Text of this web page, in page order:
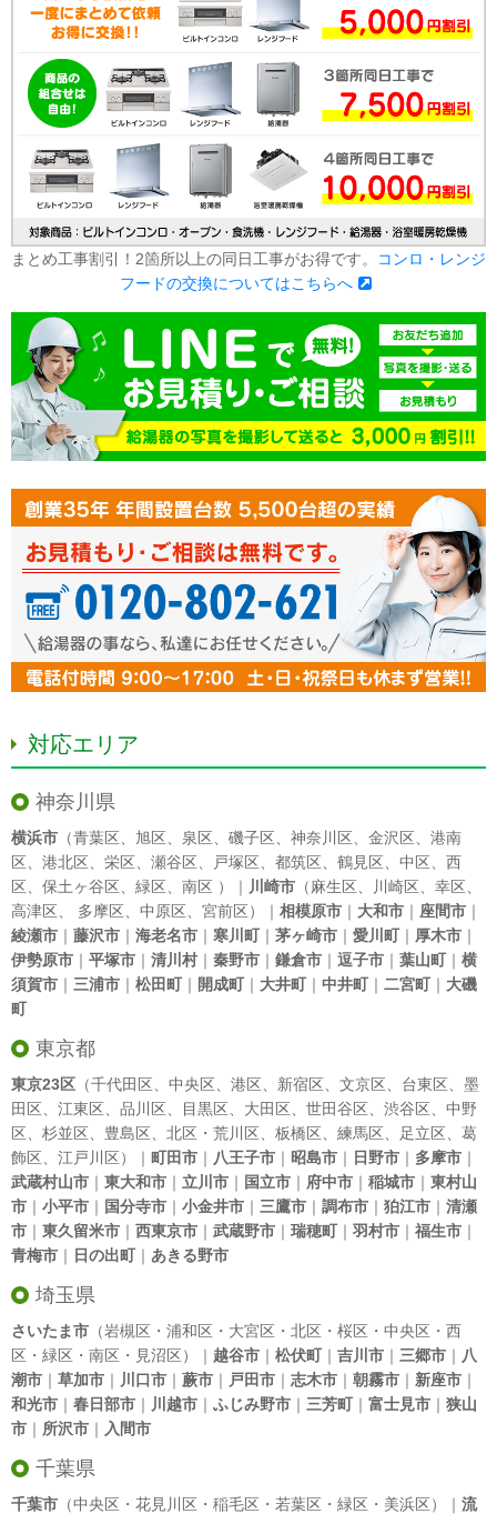
まとめ工事割引！2箇所以上の同日工事がお得です。
コンロ・レンジ
フードの交換についてはこちらへ
対応エリア
神奈川県
横浜市 （青葉区 旭区 泉区 磯子区 神奈川区 金沢区
港南
区
港北区 栄区 瀬谷区 戸塚区 都筑区 鶴見区 中区
西
区
保土ヶ谷区 緑区 南区 ）｜ 川崎市 （麻生区 川崎区 幸区
高津区
多摩区 中原区 宮前区）｜ 相模原市 ｜ 大和市 ｜ 座間市 ｜
綾瀬市 ｜ 藤沢市 ｜ 海老名市 ｜ 寒川町｜ 茅ヶ崎市 ｜ 愛川町｜ 厚木市 ｜
伊勢原市 ｜ 平塚市 ｜ 清川村｜ 秦野市 ｜ 鎌倉市 ｜ 逗子市 ｜ 葉山町｜ 横
須賀市 ｜ 三浦市 ｜ 松田町｜ 開成町｜ 大井町｜ 中井町｜ 二宮町｜ 大磯
町
東京都
東京23区 （千代田区 中央区 港区 新宿区 文京区 台東区
墨
田区
江東区 品川区 目黒区 大田区 世田谷区 渋谷区
中野
区
杉並区 豊島区 北区 ・ 荒川区 板橋区 練馬区 足立区
葛
飾区
江戸川区）｜ 町田市 ｜ 八王子市 ｜ 昭島市 ｜ 日野市 ｜ 多摩市 ｜
武蔵村山市 ｜ 東大和市 ｜ 立川市 ｜ 国立市 ｜ 府中市 ｜ 稲城市 ｜ 東村山
市 ｜ 小平市 ｜ 国分寺市 ｜ 小金井市 ｜ 三鷹市 ｜ 調布市 ｜ 狛江市 ｜ 清瀬
市 ｜ 東久留米市 ｜ 西東京市 ｜ 武蔵野市 ｜ 瑞穂町｜ 羽村市 ｜ 福生市 ｜
青梅市 ｜ 日の出町｜ あきる野市
埼玉県
さいたま市 （岩槻区・浦和区・大宮区・北区・桜区・中央区・西
区・緑区・南区・見沼区）｜ 越谷市 ｜ 松伏町｜ 吉川市 ｜ 三郷市 ｜ 八
潮市 ｜ 草加市 ｜ 川口市 ｜ 蕨市 ｜ 戸田市 ｜ 志木市 ｜ 朝霧市 ｜ 新座市 ｜
和光市 ｜ 春日部市 ｜ 川越市 ｜ ふじみ野市 ｜ 三芳町｜ 富士見市 ｜ 狭山
市 ｜ 所沢市 ｜ 入間市
千葉県
千葉市 （中央区・花見川区・稲毛区・若葉区・緑区・美浜区）｜ 流